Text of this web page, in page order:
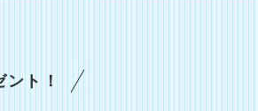
ト！